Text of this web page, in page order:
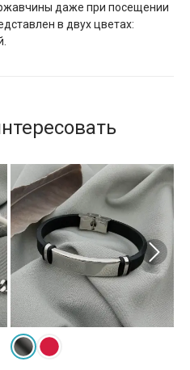
ржавчины даже при посещении
в двух цветах: